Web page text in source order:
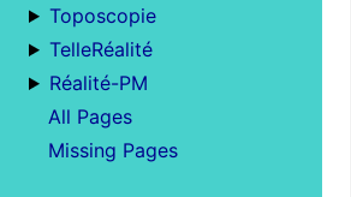
Toposcopie
TelleRéalité
Réalité-PM
All Pages
Missing Pages